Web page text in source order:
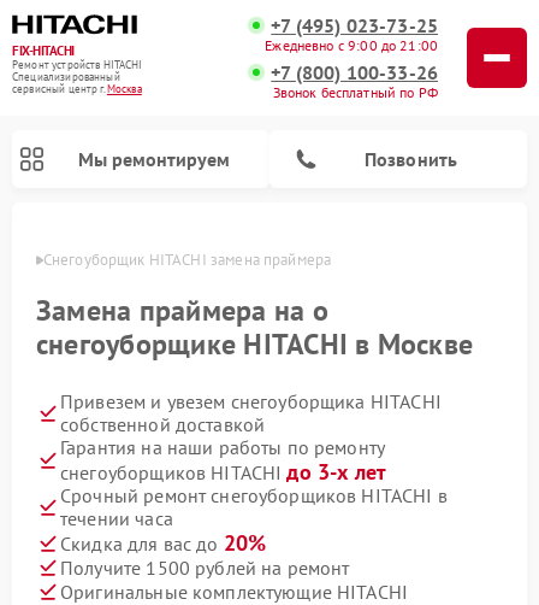
FIX-HITACHI
Ремонт устройств HITACHI
Специализированный
cервисный центр г.Москва
+7 (495) 023-73-25
Ежедневно с 9:00 до 21:00
+7 (800) 100-33-26
Звонок бесплатный по РФ
Мы ремонтируем Позвонить
Снегоуборщик HITACHI замена праймера
Замена праймера на о
снегоуборщике HITACHI в Москве
Привезем и увезем снегоуборщика HITACHI
собственной доставкой
Гарантия на наши работы по ремонту
снегоуборщиков HITACHIдо 3-х лет
Срочный ремонт снегоуборщиков HITACHI в
течении часа
Скидка для вас до 20%
Получите 1500 рублей на ремонт
Оригинальные комплектующие HITACHI